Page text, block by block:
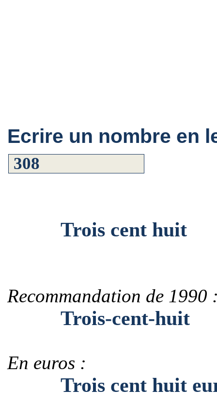
Ecrire un nombre en
Trois cent huit
Recommandation de 1990
Trois-cent-huit
En euros :
Trois cent huit